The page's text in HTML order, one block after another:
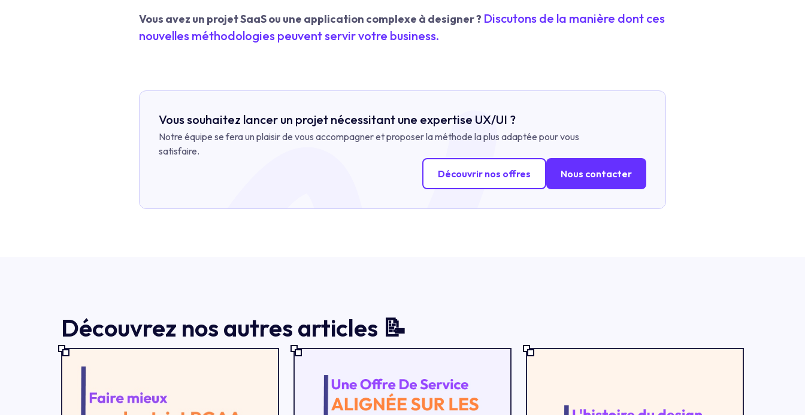
Vous avez un projet SaaS ou une application complexe à designer ? Discutons de la manière dont ces
nouvelles méthodologies peuvent servir votre business.
Vous souhaitez lancer un projet nécessitant une expertise UX/UI ?
Notre équipe se fera un plaisir de vous accompagner et proposer la méthode la plus adaptée pour vous
satisfaire.
Découvrir nos offres
Nous contacter
Découvrez nos autres articles 📝